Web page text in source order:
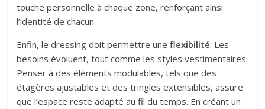
touche personnelle à chaque zone, renforçant ainsi
l’identité de chacun.
Enfin, le dressing doit permettre uneflexibilité. Les
besoins évoluent, tout comme les styles vestimentaires.
Penser à des éléments modulables, tels que des
étagères ajustables et des tringles extensibles, assure
que l’espace reste adapté au fil du temps. En créant un